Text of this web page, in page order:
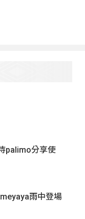
palimo分享使
雨中登場